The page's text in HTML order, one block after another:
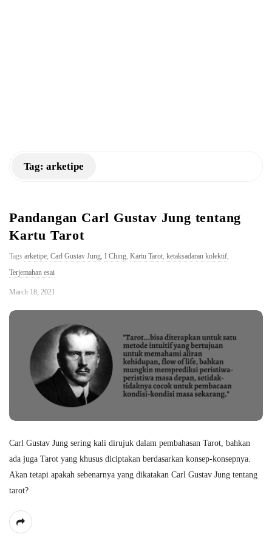
Tag: arketipe
Pandangan Carl Gustav Jung tentang
Kartu Tarot
Tags arketipe, Carl Gustav Jung, I Ching, Kartu Tarot, ketaksadaran kolektif,
Terjemahan esai
March 18, 2021
Carl Gustav Jung sering kali dirujuk dalam pembahasan Tarot, bahkan
ada juga Tarot yang khusus diciptakan berdasarkan konsep-konsepnya.
Akan tetapi apakah sebenarnya yang dikatakan Carl Gustav Jung tentang
tarot?